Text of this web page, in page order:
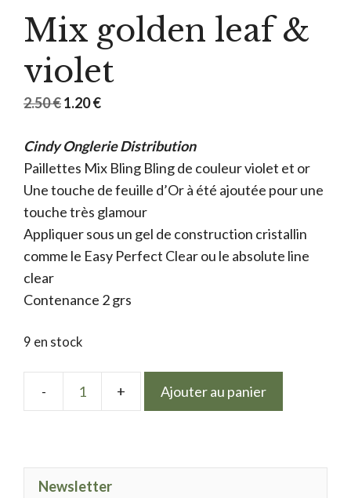
Mix golden leaf &
violet
2.50€Le
initial
était :
2.50 €.
1.20€Le
actuel
est :
1.20 €.
Cindy Onglerie Distribution
Paillettes Mix Bling Bling de couleur violet et or
Une touche de feuille d’Or à été ajoutée pour une
touche très glamour
Appliquer sous un gel de construction cristallin
comme le Easy Perfect Clear ou le absolute line
clear
Contenance 2 grs
9 en stock
quantité
golden
Ajouter au panier
Newsletter